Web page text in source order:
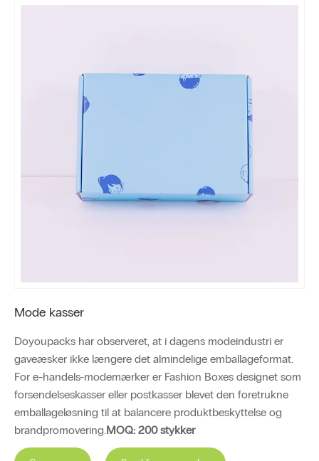
Mode kasser
Doyoupacks har observeret, at i dagens modeindustri er
gaveæsker ikke længere det almindelige emballageformat.
For e-handels-modemærker er Fashion Boxes designet som
forsendelseskasser eller postkasser blevet den foretrukne
emballageløsning til at balancere produktbeskyttelse og
brandpromovering. MOQ: 200 stykker